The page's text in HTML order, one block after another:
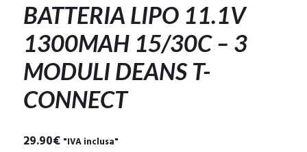
BATTERIA LIPO 11.1V
1300MAH 15/30C – 3
MODULI DEANS T-
CONNECT
29.90€ "IVA inclusa"